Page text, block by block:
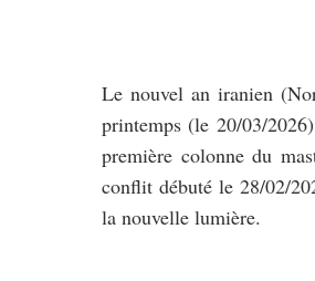
Le nouvel an iranien
printemps (le 20/03/
première colonne du
conflit débuté le 28/02/
la nouvelle lumière.